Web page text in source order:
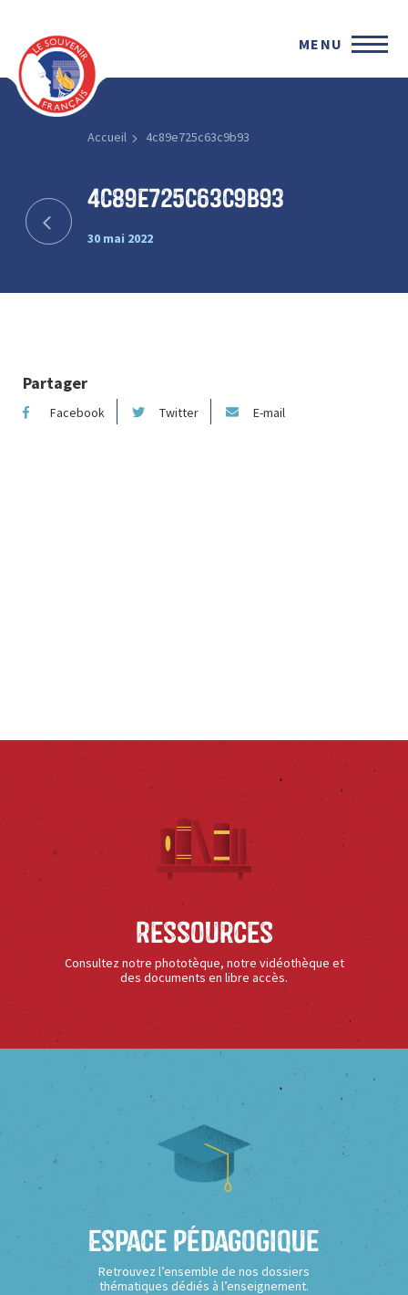
MENU
Accueil 4c89e725c63c9b93
4c89e725c63c9b93
30 mai 2022
Partager
Facebook Twitter E-mail
Ressources
Consultez notre phototèque, notre vidéothèque et
des documents en libre accès.
Espace Pédagogique
Retrouvez l’ensemble de nos dossiers
thématiques dédiés à l’enseignement.